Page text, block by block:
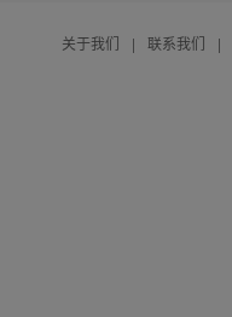
关于我们 | 联系我们 |